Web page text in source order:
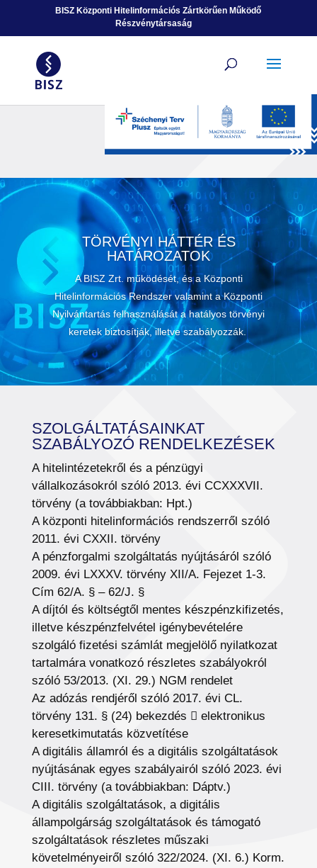
Ugrás a tartalomhozBISZ Központi Hitelinformációs Zártkörűen Működő
Részvénytársaság
TÖRVÉNYI HÁTTÉR ÉS
HATÁROZATOK
A BISZ Zrt. működését, és a Központi
Hitelinformációs Rendszer valamint a Központi
Nyilvántartás felhasználását a hatályos törvényi
keretek biztosítják, illetve szabályozzák.
SZOLGÁLTATÁSAINKAT
SZABÁLYOZÓ RENDELKEZÉSEK
A hitelintézetekről és a pénzügyi
vállalkozásokról szóló 2013. évi CCXXXVII.
törvény (a továbbiakban: Hpt.)
A központi hitelinformációs rendszerről szóló
2011. évi CXXII. törvény
A pénzforgalmi szolgáltatás nyújtásáról szóló
2009. évi LXXXV. törvény XII/A. Fejezet 1-3.
Cím 62/A. § – 62/J. §
A díjtól és költségtől mentes készpénzkifizetés,
illetve készpénzfelvétel igénybevételére
szolgáló fizetési számlát megjelölő nyilatkozat
tartalmára vonatkozó részletes szabályokról
szóló 53/2013. (XI. 29.) NGM rendelet
Az adózás rendjéről szóló 2017. évi CL.
törvény 131. § (24) bekezdés  elektronikus
keresetkimutatás közvetítése
A digitális államról és a digitális szolgáltatások
nyújtásának egyes szabályairól szóló 2023. évi
CIII. törvény (a továbbiakban: Dáptv.)
A digitális szolgáltatások, a digitális
állampolgárság szolgáltatások és támogató
szolgáltatások részletes műszaki
követelményeiről szóló 322/2024. (XI. 6.) Korm.